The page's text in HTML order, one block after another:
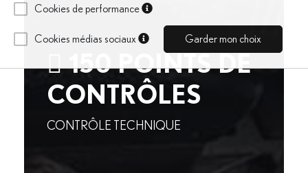
Cookies de performance
Cookies médias sociaux Garder mon choix
150 POINTS DE
CONTRÔLES
CONTRÔLE TECHNIQUE